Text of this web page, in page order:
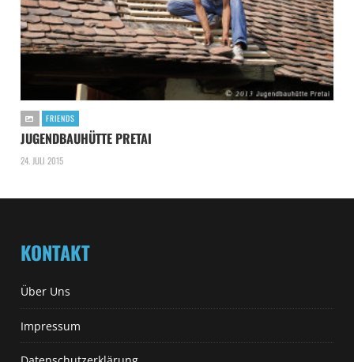
FRIENDS
JUGENDBAUHÜTTE PRETAI
24. JULI 2015
KONTAKT
Über Uns
Impressum